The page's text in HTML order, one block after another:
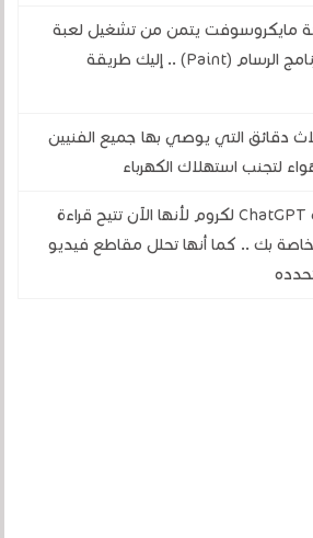
يتمن من تشغيل لعبة
Doom الأصلية داخل برنامج الرسام (Paint) .. إليك طريقة
دقائق التي يوصي بها جميع الفنيين
لتجنب استهلاك الكهرباء
قم بتحميل إضافة ChatGPT لكروم لأنها الآن تتيح قراءة
بك .. كما أنها تحلل مقاطع فيديو